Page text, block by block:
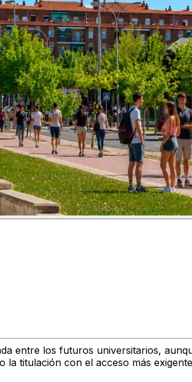
entre los futuros universitarios,
la titulación con el acceso más